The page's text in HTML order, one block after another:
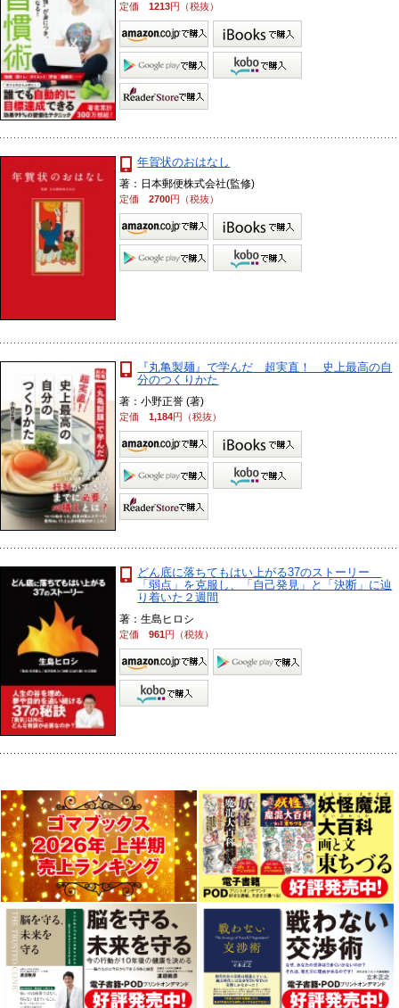
定価1213円（税抜）
年賀状のおはなし
著：日本郵便株式会社(監修)
定価2700円（税抜）
『丸亀製麺』で学んだ 超実直！ 史上最高の自
分のつくりかた
著：小野正誉 (著)
定価1,184円（税抜）
どん底に落ちてもはい上がる37のストーリー
「弱点」を克服し、「自己発見」と「決断」に辿
り着いた２週間
著：生島ヒロシ
定価961円（税抜）